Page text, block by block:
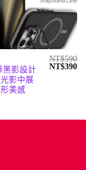
黑影設計
影中展
美感
NT$590
原
NT$390目